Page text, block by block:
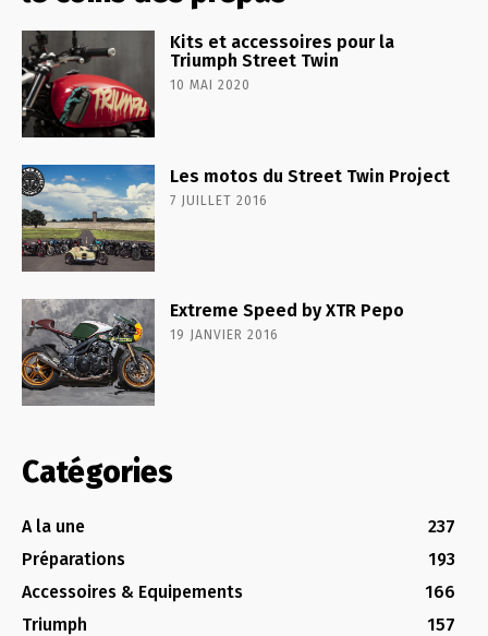
Kits et accessoires pour la
Triumph Street Twin
10 MAI 2020
Les motos du Street Twin Project
7 JUILLET 2016
Extreme Speed by XTR Pepo
19 JANVIER 2016
Catégories
A la une
237
Préparations
193
Accessoires & Equipements
166
Triumph
157